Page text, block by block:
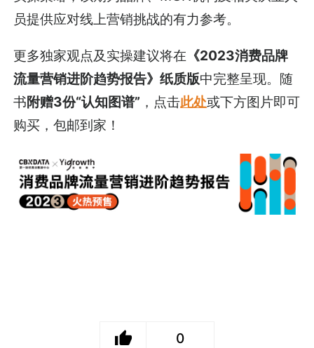
员提供应对线上营销挑战的有力参考。
更多独家观点及实操建议将在 《2023消费品牌
流量营销进阶趋势报告》纸质版中完整呈现。随
书附赠3份“认知图谱” ，点击此处或下方图片即可
购买，包邮到家！
0